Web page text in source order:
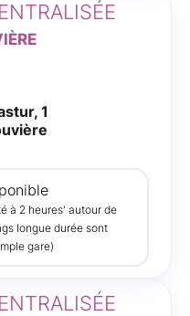
1
à 2 heures' autour de
longue durée sont
gare)